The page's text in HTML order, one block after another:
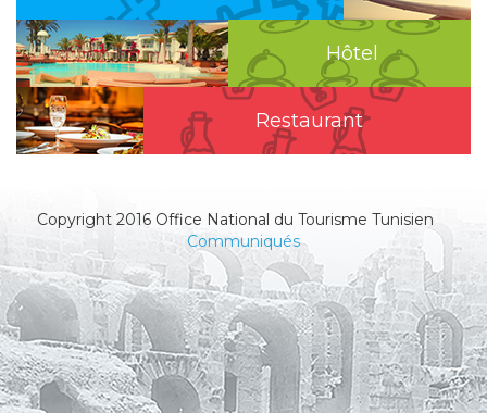
Hôtel
Restaurant
Copyright 2016 Office National du Tourisme Tunisien
Communiqués